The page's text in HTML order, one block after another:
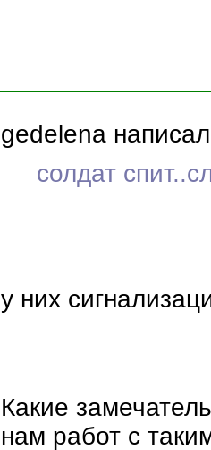
gedelena
солдат
у них
Какие
нам работ с